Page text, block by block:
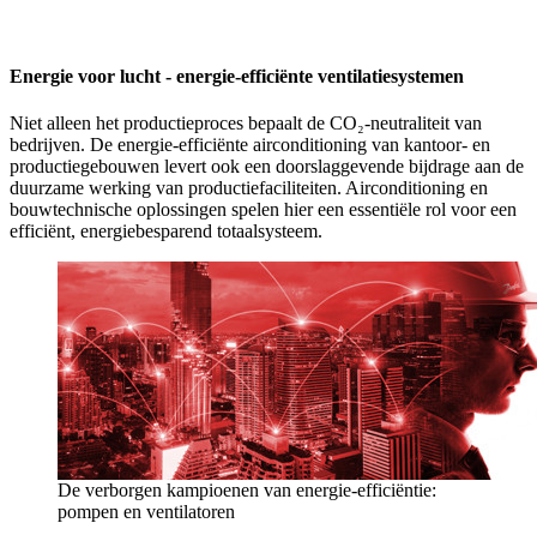
Energie voor lucht - energie-efficiënte ventilatiesystemen
Niet alleen het productieproces bepaalt de CO₂-neutraliteit van
bedrijven. De energie-efficiënte airconditioning van kantoor- en
productiegebouwen levert ook een doorslaggevende bijdrage aan de
duurzame werking van productiefaciliteiten. Airconditioning en
bouwtechnische oplossingen spelen hier een essentiële rol voor een
efficiënt, energiebesparend totaalsysteem.
De verborgen kampioenen van energie-efficiëntie:
pompen en ventilatoren